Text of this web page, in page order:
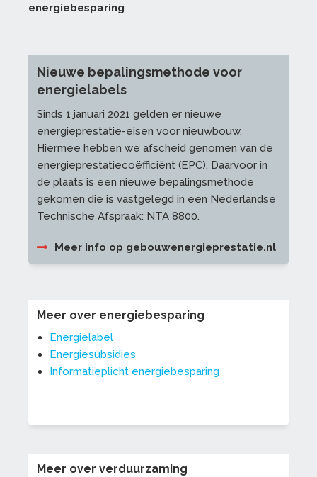
energiebesparing
Nieuwe bepalingsmethode voor
energielabels
Sinds 1 januari 2021 gelden er nieuwe
energieprestatie-eisen voor nieuwbouw.
Hiermee hebben we afscheid genomen van de
energieprestatiecoëfficiënt (EPC). Daarvoor in
de plaats is een nieuwe bepalingsmethode
gekomen die is vastgelegd in een Nederlandse
Technische Afspraak: NTA 8800.
Meer info op gebouwenergieprestatie.nl
Meer over energiebesparing
Energielabel
Energiesubsidies
Informatieplicht energiebesparing
Meer over verduurzaming